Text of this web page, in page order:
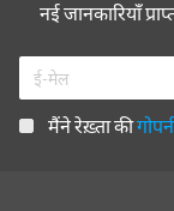
नई जानकारियाँ
मैंने रेख़्ता की